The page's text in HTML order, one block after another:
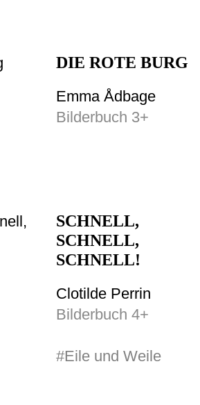
DIE ROTE BURG
Emma Ådbage
Bilderbuch 3+
SCHNELL,
SCHNELL,
SCHNELL!
Clotilde Perrin
Bilderbuch 4+
#Eile und Weile